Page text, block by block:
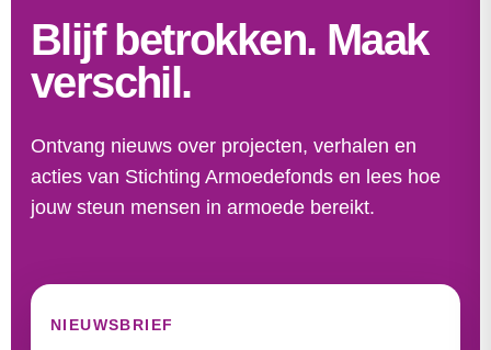
Blijf betrokken. Maak
verschil.
Ontvang nieuws over projecten, verhalen en
acties van Stichting Armoedefonds en lees hoe
jouw steun mensen in armoede bereikt.
NIEUWSBRIEF